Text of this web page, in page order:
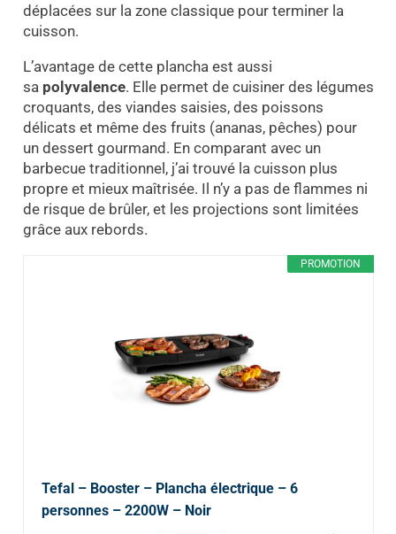
déplacées sur la zone classique pour terminer la
cuisson.
L’avantage de cette plancha est aussi
sa polyvalence. Elle permet de cuisiner des légumes
croquants, des viandes saisies, des poissons
délicats et même des fruits (ananas, pêches) pour
un dessert gourmand. En comparant avec un
barbecue traditionnel, j’ai trouvé la cuisson plus
propre et mieux maîtrisée. Il n’y a pas de flammes ni
de risque de brûler, et les projections sont limitées
grâce aux rebords.
PROMOTION
Tefal – Booster – Plancha électrique – 6
personnes – 2200W – Noir